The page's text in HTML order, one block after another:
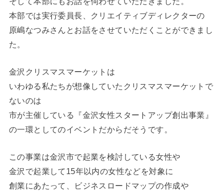
本部では実行委員長、クリエイティブディレクターの
原嶋なつみさんとお話をさせていただくことができまし
た。
金沢クリスマスマーケットは
いわゆる私たちが想像していたクリスマスマーケットで
ないのは
市が主催している『金沢女性スタートアップ創出事業』
の一環としてのイベントだからだそうです。
この事業は金沢市で起業を検討している女性や
金沢で起業して15年以内の女性などを対象に
創業にあたって、ビジネスロードマップの作成や